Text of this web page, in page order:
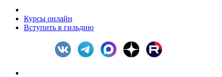
Курсы онлайн
Вступить в гильдию